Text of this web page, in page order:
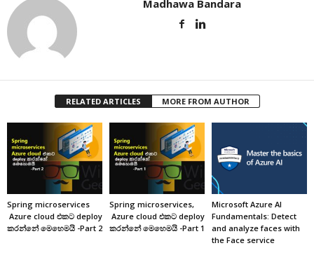
Madhawa Bandara
RELATED ARTICLES MORE FROM AUTHOR
Spring microservices
Azure cloud එකට deploy
කරන්නේ මෙහෙමයි -Part 2
Spring microservices,
Azure cloud එකට deploy
කරන්නේ මෙහෙමයි -Part 1
Microsoft Azure AI
Fundamentals: Detect
and analyze faces with
the Face service